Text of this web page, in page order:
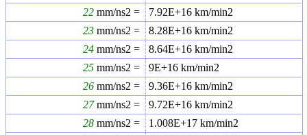
22 mm/ns2 = 7.92E+16 km/min2
23 mm/ns2 = 8.28E+16 km/min2
24 mm/ns2 = 8.64E+16 km/min2
25 mm/ns2 = 9E+16 km/min2
26 mm/ns2 = 9.36E+16 km/min2
27mm/ns2 = 9.72E+16 km/min2
28 mm/ns2 = 1.008E+17 km/min2